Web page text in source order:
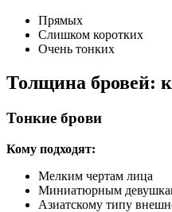
Прямых
Слишком коротких
Очень тонких
Толщина бровей:
Тонкие брови
Кому подходят:
Мелким чертам лица
Миниатюрным
Азиатскому типу